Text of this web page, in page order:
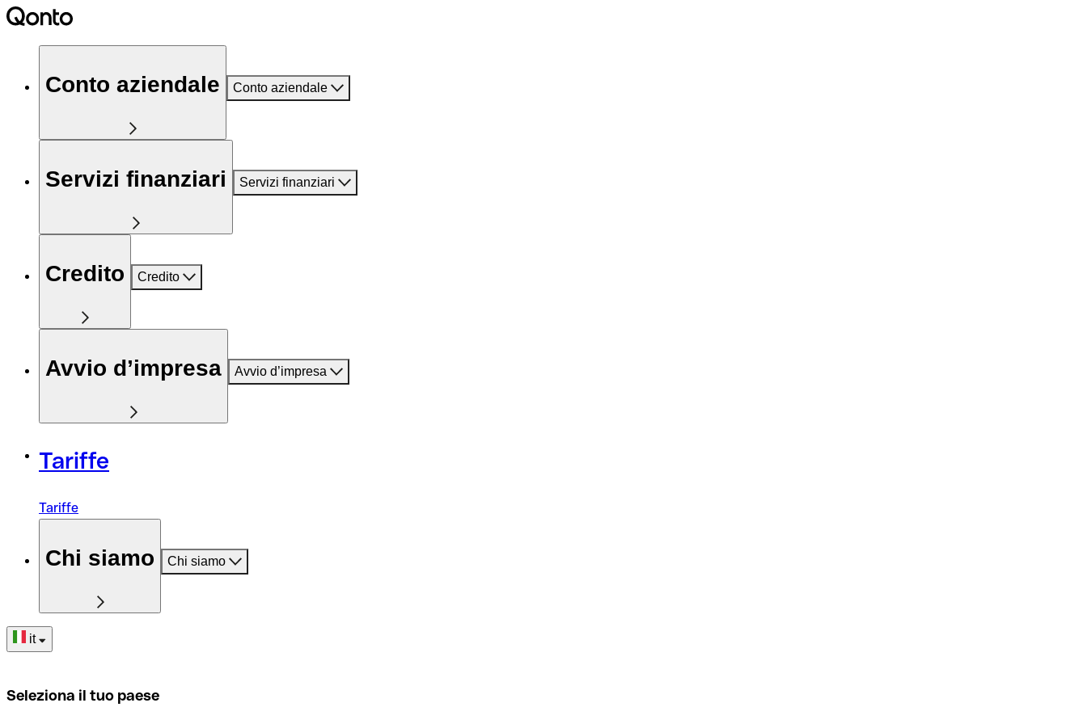
Conto aziendale Conto aziendale
Servizi finanziari Servizi finanziari
Credito Credito
Avvio d’impresa Avvio d’impresa
Tariffe
Tariffe
Chi siamo Chi siamo
it
Seleziona il tuo paese